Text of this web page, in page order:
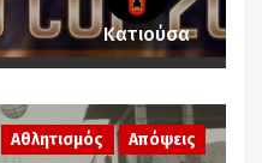
Κατιούσα
Αθλητισμός Απόψεις